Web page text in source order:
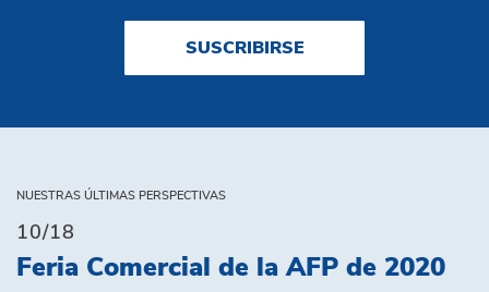
SUSCRIBIRSE
NUESTRAS ÚLTIMAS PERSPECTIVAS
10/18
Feria Comercial de la AFP de 2020